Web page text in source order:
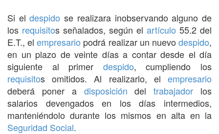
Si eldespido se realizara inobservando alguno de
los requisitos señalados, según el artículo 55.2 del
E.T., elempresario podrá realizar un nuevodespido,
en un plazo de veinte días a contar desde el día
siguiente al primer despido, cumpliendo los
requisitos omitidos. Al realizarlo, el empresario
deberá poner a disposición deltrabajador los
salarios devengados en los días intermedios,
manteniéndolo durante los mismos en alta en la
Seguridad Social.